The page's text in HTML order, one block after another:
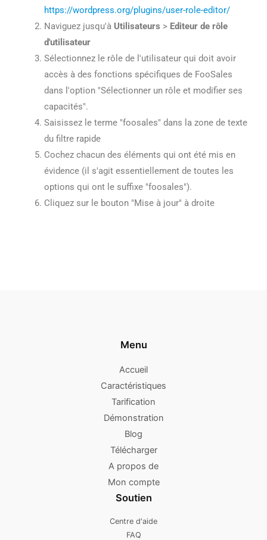
https://wordpress.org/plugins/user-role-editor/
Naviguez jusqu'à Utilisateurs > Editeur de rôle
d'utilisateur
Sélectionnez le rôle de l'utilisateur qui doit avoir
accès à des fonctions spécifiques de FooSales
dans l'option "Sélectionner un rôle et modifier ses
capacités".
Saisissez le terme "foosales" dans la zone de texte
du filtre rapide
Cochez chacun des éléments qui ont été mis en
évidence (il s'agit essentiellement de toutes les
options qui ont le suffixe "foosales").
Cliquez sur le bouton "Mise à jour" à droite
Menu
Accueil
Caractéristiques
Tarification
Démonstration
Blog
Télécharger
A propos de
Mon compte
Soutien
Centre d'aide
FAQ